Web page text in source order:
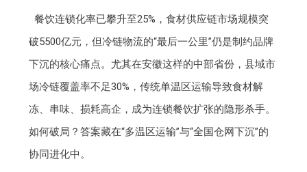
餐饮连锁化率已攀升至25%，食材供应链市场规模突
破5500亿元，但冷链物流的“最后一公里”仍是制约品牌
下沉的核心痛点。尤其在安徽这样的中部省份，县域市
场冷链覆盖率不足30%，传统单温区运输导致食材解
冻、串味、损耗高企，成为连锁餐饮扩张的隐形杀手。
如何破局？答案藏在“多温区运输”与“全国仓网下沉”的
协同进化中。